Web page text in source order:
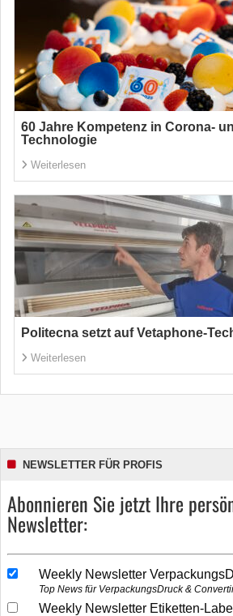
60 Jahre Kompetenz in Corona-
Technologie
Weiterlesen
Politecna setzt auf Vetaphone-
Weiterlesen
NEWSLETTER FÜR PROFIS
Abonnieren Sie jetzt Ihre
Newsletter:
Weekly Newsletter
Top News für VerpackungsDruck &
Weekly Newsletter Etiketten-